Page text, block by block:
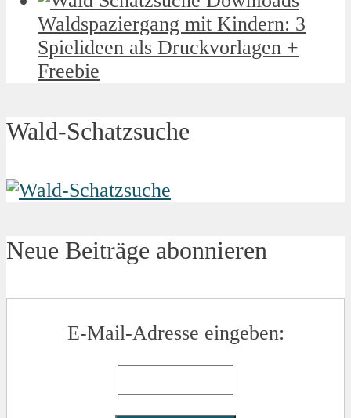
Waldspaziergang mit Kindern: 3
Spielideen als Druckvorlagen +
Freebie
Wald-Schatzsuche
Neue Beiträge abonnieren
E-Mail-Adresse eingeben: